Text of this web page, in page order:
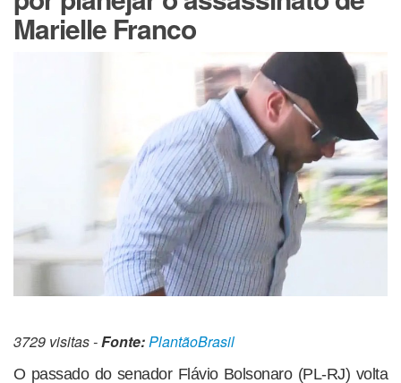
Marielle Franco
3729 visitas -Fonte:PlantãoBrasil
O passado do senador Flávio Bolsonaro (PL-RJ) volta